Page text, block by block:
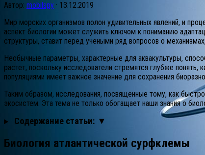
Автор: mobilspy · 13.12.2019
Мир морских организмов полон удивительных явлений, и
аспект биологии может служить ключом к пониманию
структуры, ставит перед учеными ряд вопросов о
Необычные параметры, характерные для аквакультуры,
растет, поскольку исследователи стремятся глубже
популяциями имеет важное значение для сохранения
Таким образом, исследования, посвященные тому, как
экосистем. Эта тема не только обогащает наши знания о
Содержание статьи: ▼
Биология атлантической сурфклемы